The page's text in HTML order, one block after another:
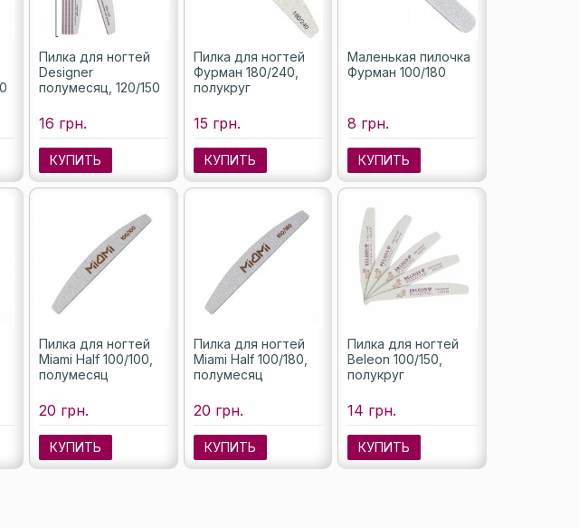
Пилка для ногтей
Designer
полумесяц, 120/150
16 грн.
КУПИТЬ
Пилка для ногтей
Фурман 180/240,
полукруг
15 грн.
КУПИТЬ
Маленькая пилочка
Фурман 100/180
8 грн.
КУПИТЬ
Пилка для ногтей
Miami Half 100/100,
полумесяц
20 грн.
КУПИТЬ
Пилка для ногтей
Miami Half 100/180,
полумесяц
20 грн.
КУПИТЬ
Пилка для ногтей
Beleon 100/150,
полукруг
14 грн.
КУПИТЬ